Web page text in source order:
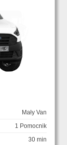
Mały Van
1 Pomocnik
30 min